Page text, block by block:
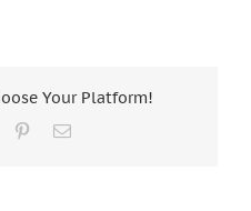
Your Platform!
Pinterest
E-